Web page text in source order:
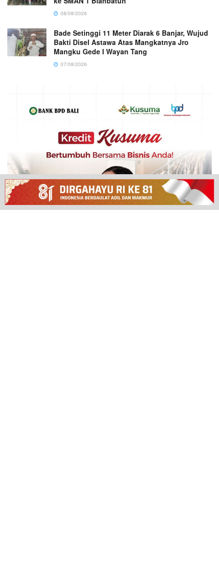
08/08/2026
Bade Setinggi 11 Meter Diarak 6 Banjar, Wujud
Bakti Disel Astawa Atas Mangkatnya Jro
Mangku Gede I Wayan Tang
07/08/2026